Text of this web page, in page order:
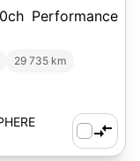
Performance
29 735 km